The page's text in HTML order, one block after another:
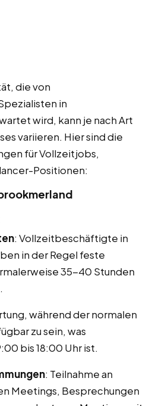
die von
in
wird, kann je nach Art
variieren. Hier sind die
für Vollzeitjobs,
Positionen:
: Vollzeitbeschäftigte in
in der Regel feste
35-40 Stunden
während der normalen
zu sein, was
bis 18:00 Uhr ist.
: Teilnahme an
Meetings, Besprechungen